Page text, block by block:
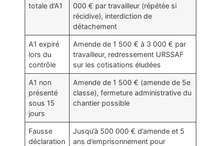
totale d’A1
000 € par travailleur (répétée si
récidive), interdiction de
détachement
A1 expiré
lors du
contrôle
Amende de 1 500 € à 3 000 € par
travailleur, redressement URSSAF
sur les cotisations éludées
A1 non
présenté
sous 15
jours
Amende de 1 500 € (amende de 5e
classe), fermeture administrative du
chantier possible
Fausse
déclaration
Jusqu’à 500 000 € d’amende et 5
ans d’emprisonnement pour